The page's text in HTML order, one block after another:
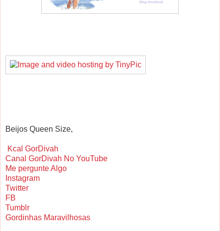
Beijos Queen Size,
Kcal GorDivah
Canal GorDivah No YouTube
Me pergunte Algo
Instagram
Twitter
FB
Tumblr
Gordinhas Maravilhosas